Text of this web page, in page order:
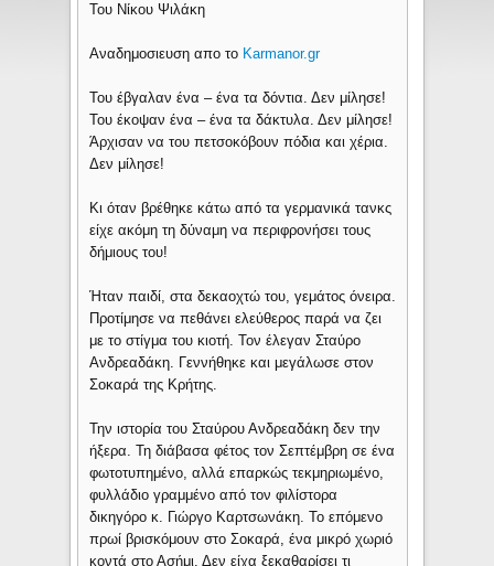
Του Νίκου Ψιλάκη
Αναδημοσιευση απο το Karmanor.gr
Του έβγαλαν ένα – ένα τα δόντια. Δεν μίλησε!
Του έκοψαν ένα – ένα τα δάκτυλα. Δεν μίλησε!
Άρχισαν να του πετσοκόβουν πόδια και χέρια.
Δεν μίλησε!
Κι όταν βρέθηκε κάτω από τα γερμανικά τανκς
είχε ακόμη τη δύναμη να περιφρονήσει τους
δήμιους του!
Ήταν παιδί, στα δεκαοχτώ του, γεμάτος όνειρα.
Προτίμησε να πεθάνει ελεύθερος παρά να ζει
με το στίγμα του κιοτή. Τον έλεγαν Σταύρο
Ανδρεαδάκη. Γεννήθηκε και μεγάλωσε στον
Σοκαρά της Κρήτης.
Την ιστορία του Σταύρου Ανδρεαδάκη δεν την
ήξερα. Τη διάβασα φέτος τον Σεπτέμβρη σε ένα
φωτοτυπημένο, αλλά επαρκώς τεκμηριωμένο,
φυλλάδιο γραμμένο από τον φιλίστορα
δικηγόρο κ. Γιώργο Καρτσωνάκη. Το επόμενο
πρωί βρισκόμουν στο Σοκαρά, ένα μικρό χωριό
κοντά στο Ασήμι. Δεν είχα ξεκαθαρίσει τι